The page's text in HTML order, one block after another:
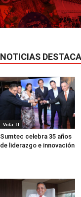
NOTICIAS
Vida TI
Sumtec celebra 35 años
de liderazgo e innovación